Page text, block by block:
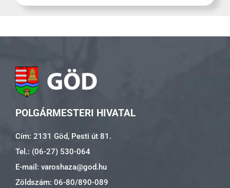
POLGÁRMESTERI HIVATAL
Cím: 2131 Göd, Pesti út 81.
Tel.: (06-27) 530-064
E-mail: varoshaza@god.hu
Zöldszám: 06-80/890-089